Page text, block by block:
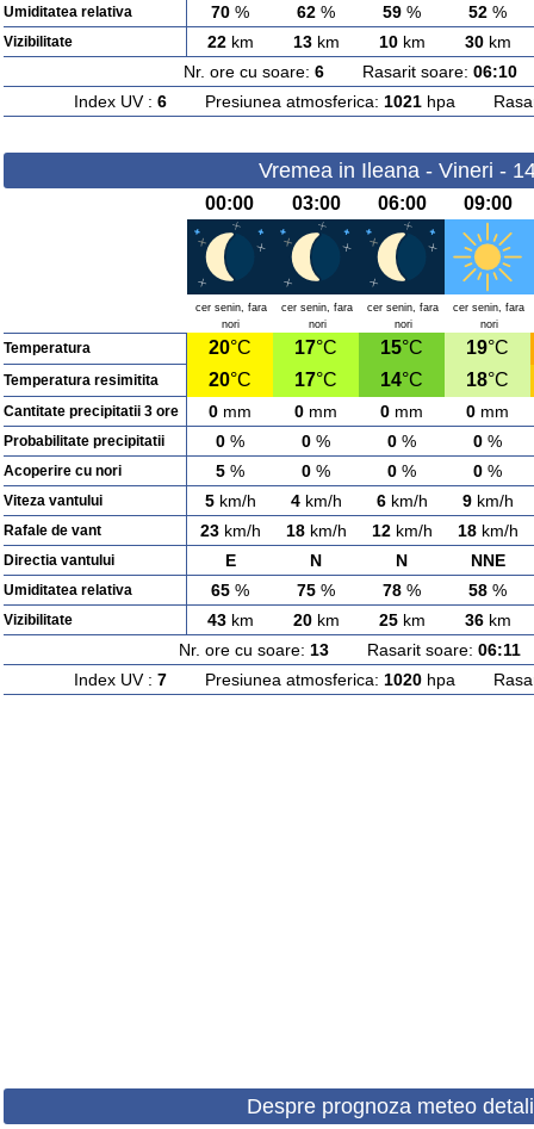
Umiditatea relativa 70 % 62 % 59 % 52 %
Vizibilitate 22km 13km 10km 30km
Nr. ore cu soare: 6Rasarit soare: 06:10
Index UV : 6Presiunea atmosferica: 1021hpa
Vremea in Ileana - Vineri -
00:00 03:00 06:00 09:00
cer senin, fara
nori
cer senin, fara
nori
cer senin, fara
nori
cer senin, fara
nori
Temperatura 20°C 17°C 15°C 19°C
Temperatura resimitita 20°C 17°C 14°C 18°C
Cantitate precipitatii 3 ore 0 mm 0 mm 0 mm 0 mm
Probabilitate precipitatii 0 % 0 % 0 % 0 %
Acoperire cu nori 5 % 0 % 0 % 0 %
Viteza vantului 5km/h 4km/h 6km/h 9km/h
Rafale de vant 23km/h 18km/h 12km/h 18km/h
Directia vantului E N N NNE
Umiditatea relativa 65 % 75 % 78 % 58 %
Vizibilitate 43km 20km 25km 36km
Nr. ore cu soare: 13 Rasarit soare: 06:11
Index UV : 7Presiunea atmosferica: 1020hpa
Despre prognoza meteo